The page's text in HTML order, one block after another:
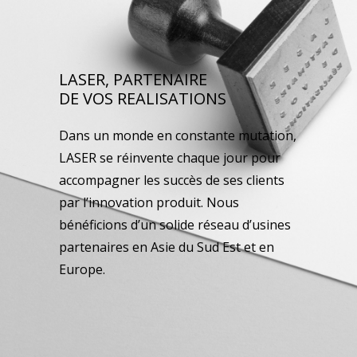
LASER, PARTENAIRE
DE VOS REALISATIONS
Dans un monde en constante mutation,
LASER se réinvente chaque jour pour
accompagner les succès de ses clients
par l’innovation produit. Nous
bénéficions d’un solide réseau d’usines
partenaires en Asie du Sud Est et en
Europe.